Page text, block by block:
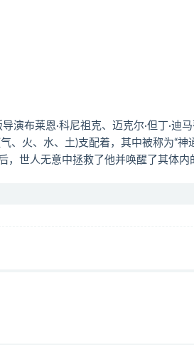
莱恩·科尼祖克、迈克尔·但丁·迪
、火、水、土)支配着，其中被称为“神
，世人无意中拯救了他并唤醒了其体